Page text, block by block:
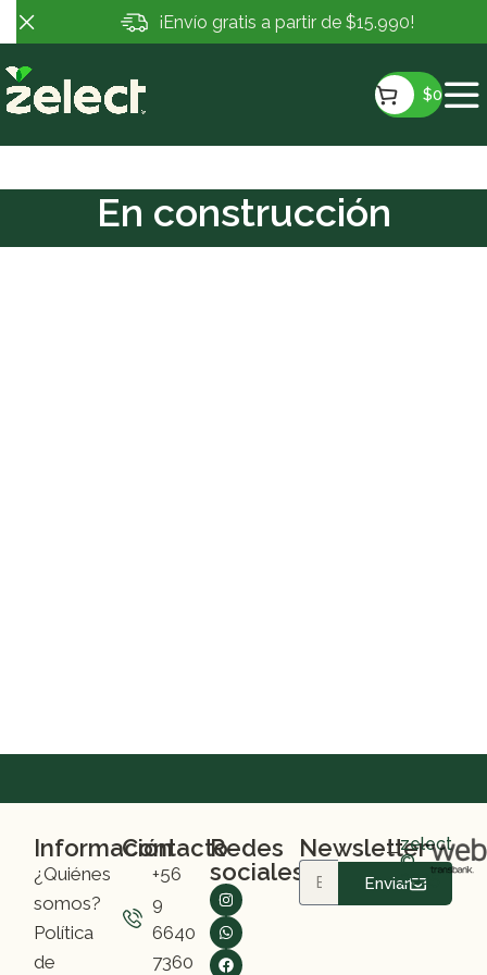
$0
En construcción
Información
¿Quiénes
somos?
Política
de
Contacto
+56
9
6640
7360
Redes
sociales
Newsletter
Enviar
zelect
©
2025
¡Envío gratis a partir de $15.990!